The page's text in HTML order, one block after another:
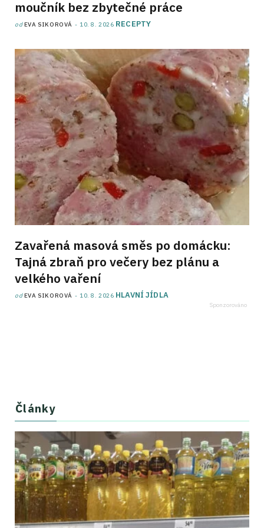
moučník bez zbytečné práce
odEVA SIKOROVÁ 10. 8. 2026 RECEPTY
Zavařená masová směs po domácku:
Tajná zbraň pro večery bez plánu a
velkého vaření
odEVA SIKOROVÁ 10. 8. 2026 HLAVNÍ JÍDLA
Články